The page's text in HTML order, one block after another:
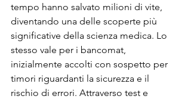
tempo hanno salvato milioni di vite,
diventando una delle scoperte più
significative della scienza medica. Lo
stesso vale per i bancomat,
inizialmente accolti con sospetto per
timori riguardanti la sicurezza e il
rischio di errori. Attraverso test e